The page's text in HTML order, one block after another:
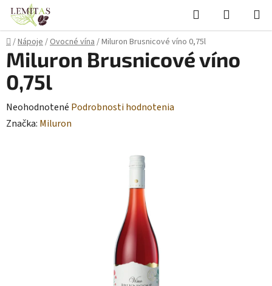
Prejsť
obsah
Hľadať
KOŠÍK
Domov
/Nápoje/Ovocné vína/Miluron Brusnicové víno 0,75l
Miluron Brusnicové víno
0,75l
Priemerné
hodnotenie
Neohodnotené Podrobnosti hodnotenia
Značka: Miluron